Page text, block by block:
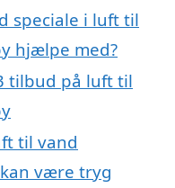
speciale i luft til
hjælpe med?
tilbud på luft til
til vand
være tryg